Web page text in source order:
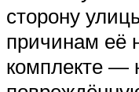
сторону
причинам её
комплекте —